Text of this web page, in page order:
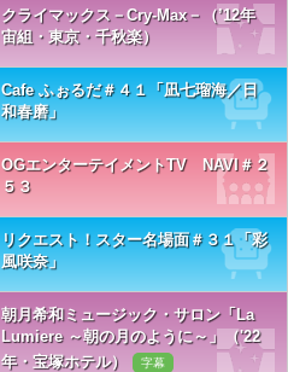
クライマックス－Cry‐Max－（’12年
宙組・東京・千秋楽）
Cafe ふぉるだ＃４１「凪七瑠海／日
和春磨」
OGエンターテイメントTV NAVI＃２
５３
リクエスト！スター名場面＃３１「彩
風咲奈」
朝月希和ミュージック・サロン「La
Lumiere ～朝の月のように～」（'22
年・宝塚ホテル）
字幕